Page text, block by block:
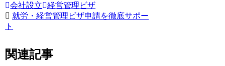
会社設立
経営管理ビザ
就労・経営管理ビザ申請を徹底サポー
ト
関連記事